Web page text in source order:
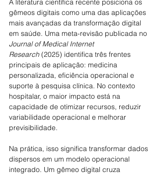
A literatura científica recente posiciona os
gêmeos digitais como uma das aplicações
mais avançadas da transformação digital
em saúde. Uma meta-revisão publicada no
Journal of Medical Internet
Research (2025) identifica três frentes
principais de aplicação: medicina
personalizada, eficiência operacional e
suporte à pesquisa clínica. No contexto
hospitalar, o maior impacto está na
capacidade de otimizar recursos, reduzir
variabilidade operacional e melhorar
previsibilidade.
Na prática, isso significa transformar dados
dispersos em um modelo operacional
integrado. Um gêmeo digital cruza